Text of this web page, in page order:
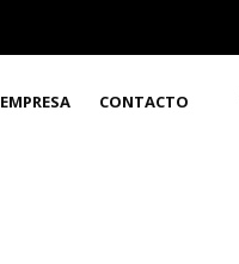
EMPRESA CONTACTO